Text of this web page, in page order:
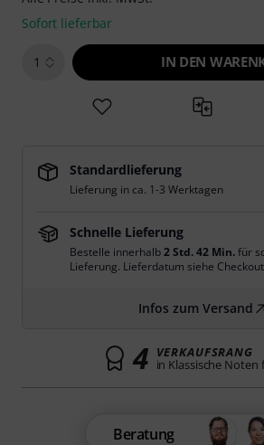
Sofort lieferbar
1 IN DEN
Standardlieferung
Lieferung in ca. 1-3 Werktagen
Schnelle Lieferung
Bestelle innerhalb2 Std. 42 Min.für
Lieferung. Lieferdatum siehe
Infos zum Versand
4 VERKAUFSRANG
in Klassische Noten
Beratung